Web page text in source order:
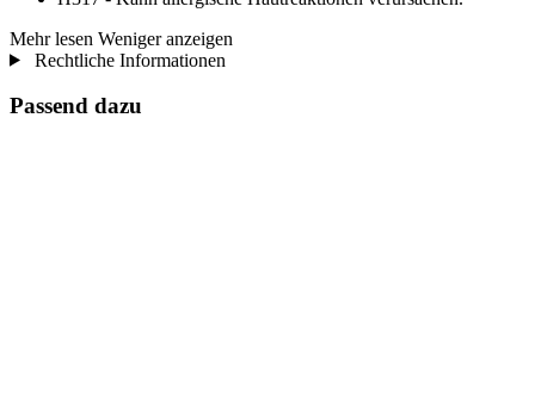
Mehr lesen Weniger anzeigen
Rechtliche Informationen
Passend dazu